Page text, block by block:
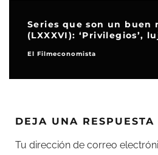
Series que son un buen
(LXXXVI): ‘Privilegios’,
El Filmeconomista
DEJA UNA RESPUESTA
Tu dirección de correo